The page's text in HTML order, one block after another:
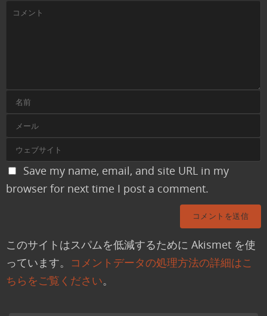
Save my name, email, and site URL in my
browser for next time I post a comment.
このサイトはスパムを低減するために Akismet を使
っています。
コメントデータの処理方法の詳細はこ
ちらをご覧ください。